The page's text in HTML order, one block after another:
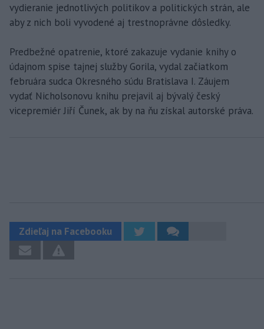
vydieranie jednotlivých politikov a politických strán, ale
aby z nich boli vyvodené aj trestnoprávne dôsledky.
Predbežné opatrenie, ktoré zakazuje vydanie knihy o
údajnom spise tajnej služby Gorila, vydal začiatkom
februára sudca Okresného súdu Bratislava I. Záujem
vydať Nicholsonovu knihu prejavil aj bývalý český
vicepremiér Jiří Čunek, ak by na ňu získal autorské práva.
Zdieľaj na Facebooku